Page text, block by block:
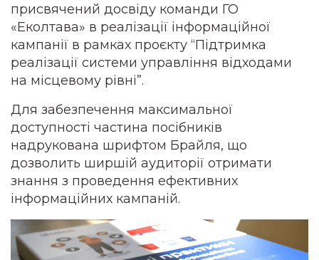
присвячений досвіду команди ГО
«Еколтава» в реалізації інформаційної
кампанії в рамках проєкту “Підтримка
реалізації системи управління відходами
на місцевому рівні”.
Для забезпечення максимальної
доступності частина посібників
надрукована шрифтом Брайля, що
дозволить ширшій аудиторії отримати
знання з проведення ефективних
інформаційних кампаній.